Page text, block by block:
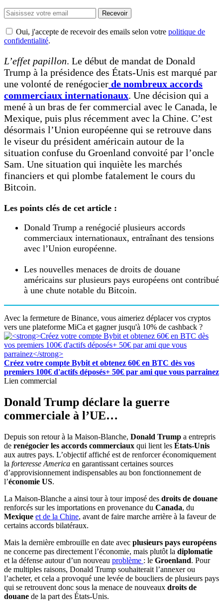
Recevoir
Oui, j'accepte de recevoir des emails selon votre politique de
confidentialité.
L’effet papillon. Le début de mandat de Donald
Trump à la présidence des États-Unis est marqué par
une volonté de renégocier de nombreux accords
commerciaux internationaux. Une décision qui a
mené à un bras de fer commercial avec le Canada, le
Mexique, puis plus récemment avec la Chine. C’est
désormais l’Union européenne qui se retrouve dans
le viseur du président américain autour de la
situation confuse du Groenland convoité par l’oncle
Sam. Une situation qui inquiète les marchés
financiers et qui plombe fatalement le cours du
Bitcoin.
Les points clés de cet article :
Donald Trump a renégocié plusieurs accords
commerciaux internationaux, entraînant des tensions
avec l’Union européenne.
Les nouvelles menaces de droits de douane
américains sur plusieurs pays européens ont contribué
à une chute notable du Bitcoin.
Avec la fermeture de Binance, vous aimeriez déplacer vos cryptos
vers une plateforme MiCa et gagner jusqu'à 10% de cashback ?
Créez votre compte Bybit et obtenez 60€ en BTC dès vos
premiers 100€ d'actifs déposés+ 50€ par ami que vous parrainez
Lien commercial
Donald Trump déclare la guerre
commerciale à l’UE…
Depuis son retour à la Maison-Blanche, Donald Trump a entrepris
de renégocier les accords commerciaux qui lient les États-Unis
aux autres pays. L’objectif affiché est de renforcer économiquement
la forteresse America en garantissant certaines sources
d’approvisionnement indispensables au bon fonctionnement de
l’économie US.
La Maison-Blanche a ainsi tour à tour imposé des droits de douane
renforcés sur les importations en provenance du Canada, du
Mexique et de la Chine, avant de faire marche arrière à la faveur de
certains accords bilatéraux.
Mais la dernière embrouille en date avec plusieurs pays européens
ne concerne pas directement l’économie, mais plutôt la diplomatie
et la défense autour d’un nouveau problème : le Groenland. Pour
de multiples raisons, Donald Trump souhaiterait l’annexer ou
l’acheter, et cela a provoqué une levée de boucliers de plusieurs pays
qui se retrouvent donc sous la menace de nouveaux droits de
douane de la part des États-Unis.